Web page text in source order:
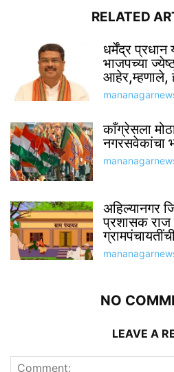
RELATED
धर्मेंद्र प्रधान
भाजपच्या
आहेर,म्हणाले,
काँग्रेसला
नगरसवेकांचा
अहिल्यानगर
प्रशासक
NO
LEAVE A